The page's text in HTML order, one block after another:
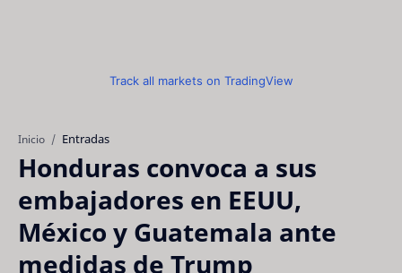
Track all markets on TradingView
Inicio Entradas
Honduras convoca a sus
embajadores en EEUU,
México y Guatemala ante
medidas de Trump